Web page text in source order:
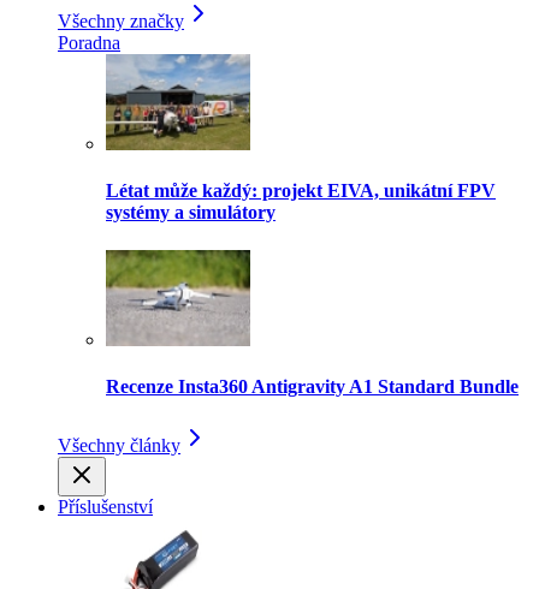
Všechny značky
Poradna
Létat může každý: projekt EIVA, unikátní FPV
systémy a simulátory
Recenze Insta360 Antigravity A1 Standard Bundle
Všechny články
Příslušenství